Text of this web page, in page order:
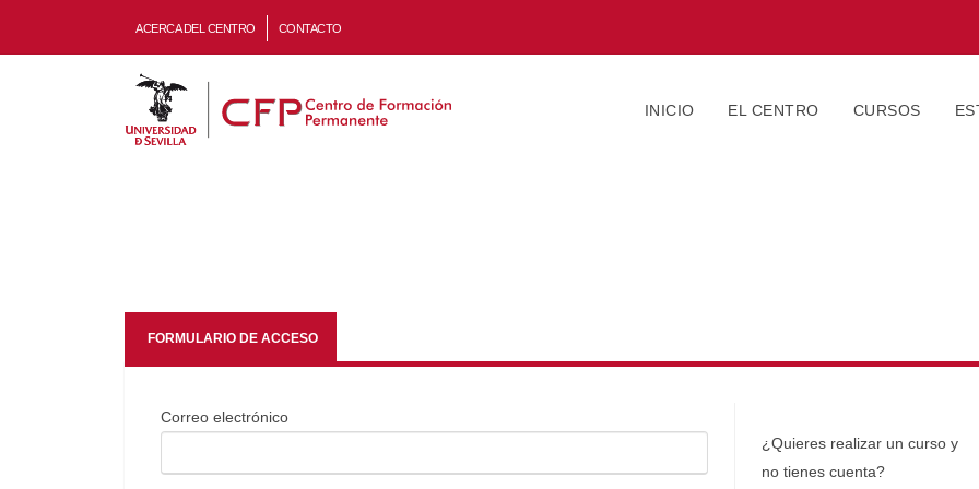
ACERCA DEL CENTRO CONTACTO
INICIO EL CENTRO CURSOS
FORMULARIO DE ACCESO
Correo electrónico
¿Quieres realizar un curso y
no tienes cuenta?